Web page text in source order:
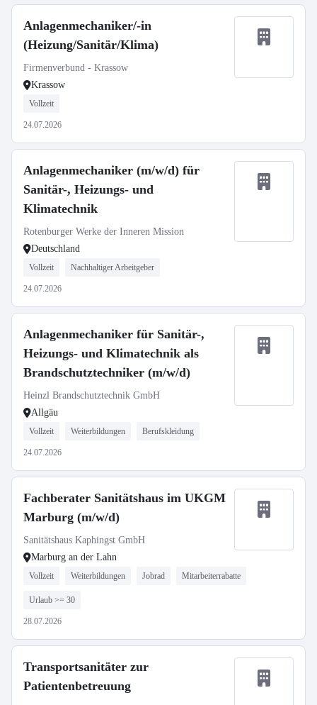
Anlagenmechaniker/-in
(Heizung/Sanitär/Klima)
Firmenverbund - Krassow
Krassow
Vollzeit
24.07.2026
Anlagenmechaniker (m/w/d) für
Sanitär-, Heizungs- und
Klimatechnik
Rotenburger Werke der Inneren Mission
Deutschland
Vollzeit Nachhaltiger Arbeitgeber
24.07.2026
Anlagenmechaniker für Sanitär-,
Heizungs- und Klimatechnik als
Brandschutztechniker (m/w/d)
Heinzl Brandschutztechnik GmbH
Allgäu
Vollzeit Weiterbildungen Berufskleidung
24.07.2026
Fachberater Sanitätshaus im UKGM
Marburg (m/w/d)
Sanitätshaus Kaphingst GmbH
Marburg an der Lahn
Vollzeit Weiterbildungen Jobrad Mitarbeiterrabatte
Urlaub >= 30
28.07.2026
Transportsanitäter zur
Patientenbetreuung